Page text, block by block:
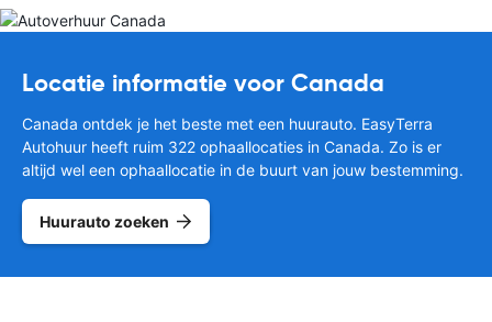
Locatie informatie voor Canada
Canada ontdek je het beste met een huurauto. EasyTerra
Autohuur heeft ruim 322 ophaallocaties in Canada. Zo is er
altijd wel een ophaallocatie in de buurt van jouw bestemming.
Huurauto zoeken